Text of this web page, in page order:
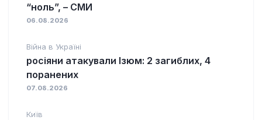
“ноль”, – СМИ
06.08.2026
Війна в Україні
росіяни атакували Ізюм: 2 загиблих, 4
поранених
07.08.2026
Київ